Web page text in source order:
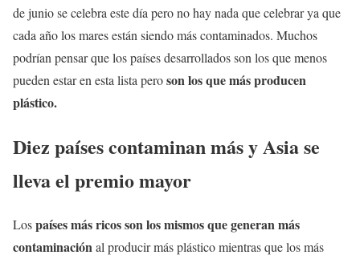
de junio se celebra este día pero no hay nada que celebrar ya que
cada año los mares están siendo más contaminados. Muchos
podrían pensar que los países desarrollados son los que menos
pueden estar en esta lista peroson los que más producen
plástico.
Diez países contaminan más y Asia se
lleva el premio mayor
Lospaíses más ricos son los mismos que generan más
contaminaciónal producir más plástico mientras que los más